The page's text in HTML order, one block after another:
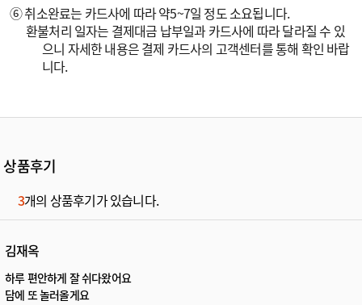
⑥ 취소완료는 카드사에 따라 약5~7일 정도 소요됩니다.
환불처리 일자는 결제대금 납부일과 카드사에 따라 달라질 수 있
으니 자세한 내용은 결제 카드사의 고객센터를 통해 확인 바랍
니다.
상품후기
3개의 상품후기가 있습니다.
김재옥
하루 편안하게 잘 쉬다왔어요
담에 또 놀러올게요